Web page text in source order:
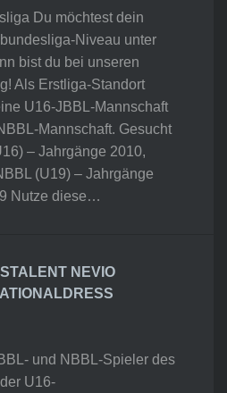
Du möchtest dein
Niveau unter
bist du bei unseren
Als Erstliga-Standort
U16-JBBL-Mannschaft
Mannschaft. Gesucht
– Jahrgänge 2010,
(U19) – Jahrgänge
Nutze diese…
NEVIO
und NBBL-Spieler des
U16-